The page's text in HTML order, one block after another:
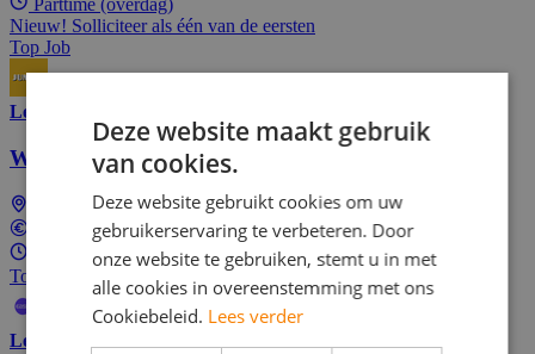
Parttime (overdag)
Nieuw! Solliciteer als één van de eersten
Top Job
Lees meer
Wordt Hiker (auto's vervoeren) bij Easy Way!
Landelijk (dus ook bij jou in de buurt)
Tussen €11,62 en €16,24 per uur
1 - 40 uur per week
Top Job
Lees meer
Deze website maakt gebruik
van cookies.
Deze website gebruikt cookies om uw
gebruikerservaring te verbeteren. Door
onze website te gebruiken, stemt u in met
alle cookies in overeenstemming met ons
Cookiebeleid. Lees verder